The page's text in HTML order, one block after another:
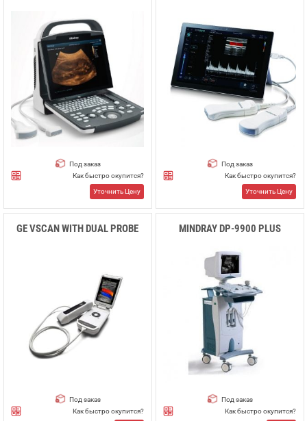
Под заказ
Как быстро окупится?
Уточнить Цену
Под заказ
Как быстро окупится?
Уточнить Цену
GE VSCAN WITH DUAL PROBE
Под заказ
Как быстро окупится?
MINDRAY DP-9900 PLUS
Под заказ
Как быстро окупится?